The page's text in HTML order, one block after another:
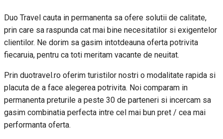
Duo Travel cauta in permanenta sa ofere solutii de calitate,
prin care sa raspunda cat mai bine necesitatilor si exigentelor
clientilor. Ne dorim sa gasim intotdeauna oferta potrivita
fiecaruia, pentru ca toti meritam vacante de neuitat.
Prin duotravel.ro oferim turistilor nostri o modalitate rapida si
placuta de a face alegerea potrivita. Noi comparam in
permanenta preturile a peste 30 de parteneri si incercam sa
gasim combinatia perfecta intre cel mai bun pret / cea mai
performanta oferta.